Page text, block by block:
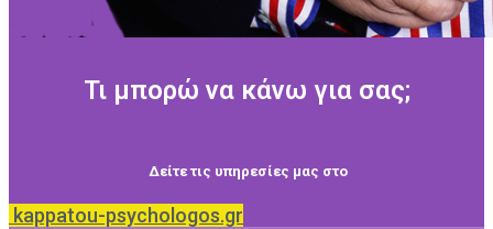
Τι μπορώ να κάνω για σας;
Δείτε τις υπηρεσίες μας στο
kappatou-psychologos.gr